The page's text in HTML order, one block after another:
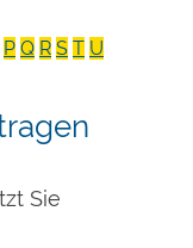
P Q R S T U
Sie